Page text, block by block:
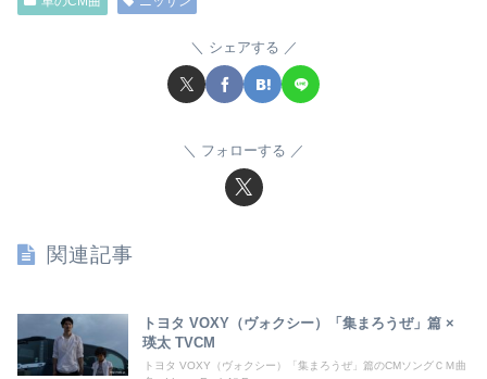
シェアする
フォローする
関連記事
トヨタ VOXY（ヴォクシー）「集まろうぜ」篇 ×
瑛太 TVCM
トヨタ VOXY（ヴォクシー）「集まろうぜ」篇のCMソングＣＭ曲